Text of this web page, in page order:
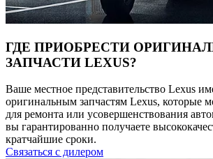
ГДЕ ПРИОБРЕСТИ
ЗАПЧАСТИ LEXUS?
Ваше местное представительство Lexus
оригинальным запчастям Lexus, которые
для ремонта или усовершенствования
вы гарантированно получаете
кратчайшие сроки.
Связаться с дилером